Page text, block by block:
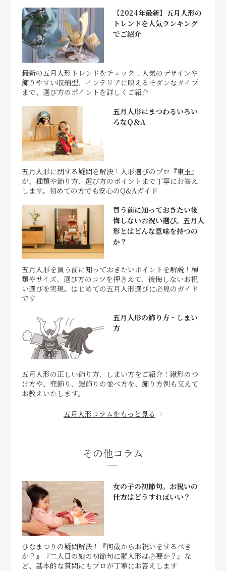
【2024年最新】五月人形の
トレンドを人気ランキング
でご紹介
最新の五月人形トレンドをチェック！人気のデザインや
飾りやすい収納型、インテリアに映えるモダンなタイプ
まで、選び方のポイントを詳しくご紹介
五月人形にまつわるいろい
ろなQ＆A
五月人形に関する疑問を解決！人形選びのプロ『東玉』
が、種類や飾り方、選び方のポイントまで丁寧にお答え
します。初めての方でも安心のQ&Aガイド
買う前に知っておきたい後
悔しないお祝い選び。五月人
形とはどんな意味を持つの
か？
五月人形を買う前に知っておきたいポイントを解説！種
類やサイズ、選び方のコツを押さえて、後悔しないお祝
い選びを実現。はじめての五月人形選びに必見のガイド
です
五月人形の飾り方・しまい
方
五月人形の正しい飾り方、しまい方をご紹介！鍬形のつ
け方や、兜飾り、鎧飾りの並べ方を、飾り方例も交えて
お教えいたします。
五月人形コラムをもっと見る
その他コラム
女の子の初節句。お祝いの
仕方はどうすればいい？
ひなまつりの疑問解決！『何歳からお祝いをするべき
か？』『二人目の娘の初節句に雛人形は必要か？』な
ど、基本的な質問にもプロが丁寧にお答えします